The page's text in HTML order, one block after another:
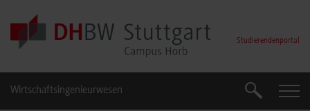
Skip to main content
Studierendenportal
Wirtschaftsingenieurwesen Suche